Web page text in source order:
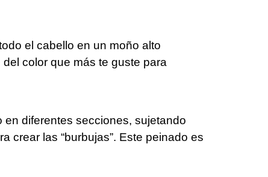
el cabello en un moño alto
color que más te guste para
diferentes secciones, sujetando
crear las “burbujas”. Este peinado es